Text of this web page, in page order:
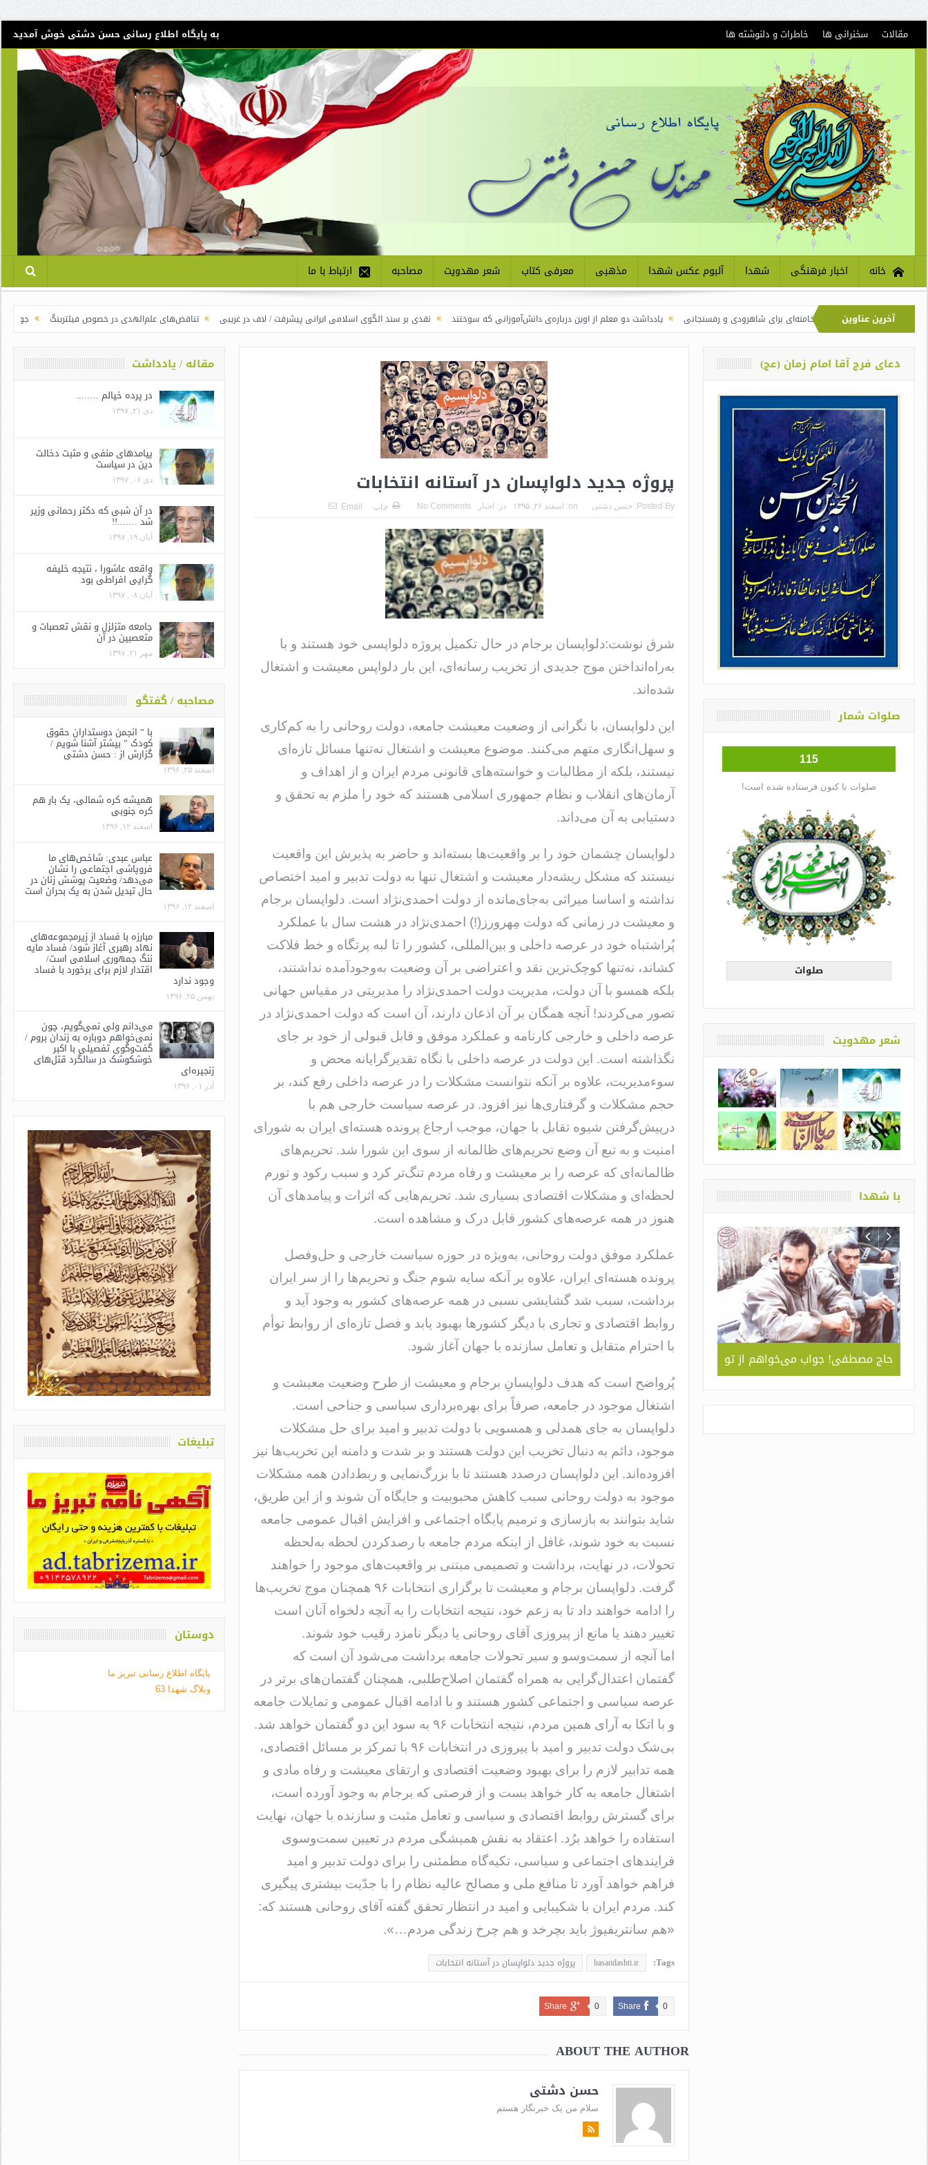
به پایگاه اطلاع رسانی حسن دشتی خوش آمدید مقالات سخنرانی ها خاطرات و دلنوشته ها
خانه اخبار فرهنگی شهدا آلبوم عکس شهدا مذهبی معرفی کتاب شعر مهدویت مصاحبه ارتباط با ما
آخرین عناوین
نماز آیت‌الله خامنه‌ای برای شاهرودی و رفسنجانی یادداشت دو معلم از اوین درباره‌ی دانش‌آموزانی که سوختند نقدی بر سند الگوی اسلامی ایرانی پیشرفت / لاف در غریبی تناقض‌های علم‌الهدی در خصوص فیلترینگ جوانگرایی به سبک
پروژه جدید دلواپسان در آستانه انتخابات
Posted By: حسن دشتی on: اسفند ۲۶, ۱۳۹۵ در: اخبار No Comments چاپ Email
شرق نوشت:دلواپسان برجام در حال تکمیل پروژه دلواپسی خود هستند و با
به‌راه‌انداختن موج جدیدی از تخریب رسانه‌ای، این بار دلواپس معیشت و اشتغال
شده‌اند.
این دلواپسان، با نگرانی از وضعیت معیشت جامعه، دولت روحانی را به کم‌کاری
و سهل‌انگاری متهم می‌کنند. موضوع معیشت و اشتغال نه‌‎تنها مسائل تازه‌ای
نیستند، بلکه از مطالبات و خواسته‌های قانونی مردم ایران و از اهداف و
آرمان‌های انقلاب و نظام جمهوری اسلامی هستند که خود را ملزم به تحقق و
دستیابی به آن می‌داند.
دلواپسان چشمان خود را بر واقعیت‌ها بسته‌اند و حاضر به پذیرش این واقعیت
نیستند که مشکل ریشه‌دار معیشت و اشتغال تنها به دولت تدبیر و امید اختصاص
نداشته و اساسا میراثی به‌جای‌مانده از دولت احمدی‌نژاد است. دلواپسان برجام
و معیشت در زمانی که دولت مِهرورز(!) احمدی‌نژاد در هشت سال با عملکرد
پُراشتباه خود در عرصه داخلی و بین‌المللی، کشور را تا لبه پرتگاه و خط فلاکت
کشاند، نه‌‌تنها کوچک‌ترین نقد و اعتراضی بر آن وضعیت به‌وجودآمده نداشتند،
بلکه همسو با آن دولت، مدیریت دولت احمدی‌نژاد را مدیریتی در مقیاس جهانی
تصور می‌کردند! آنچه همگان بر آن اذعان دارند، آن است که دولت احمدی‌نژاد در
عرصه داخلی و خارجی کارنامه و عملکرد موفق و قابل قبولی از خود بر جای
نگذاشته است. این دولت در عرصه داخلی با نگاه تقدیرگرایانه محض و
سوء‌مدیریت، علاوه بر آنکه نتوانست مشکلات را در عرصه داخلی رفع کند، بر
حجم مشکلات و گرفتاری‌ها نیز افزود. در عرصه سیاست خارجی هم با
در‌پیش‌گرفتن شیوه تقابل با جهان، موجب ارجاع پرونده هسته‌ای ایران به شورای
امنیت و به ‌تبع آن وضع تحریم‌های ظالمانه از سوی این شورا شد. تحریم‌های
ظالمانه‌ای که عرصه را بر معیشت و رفاه مردم تنگ‌تر کرد و سبب رکود و تورم
لحظه‌ای و مشکلات اقتصادی بسیاری شد. تحریم‌هایی که اثرات و پیامدهای آن
هنوز در همه عرصه‌های کشور قابل درک و مشاهده است.
عملکرد موفق دولت روحانی، به‌ویژه در حوزه سیاست خارجی و حل‌وفصل
پرونده هسته‌ای ایران، علاوه بر آنکه سایه شوم جنگ و تحریم‌ها را از سر ایران
برداشت، سبب شد گشایشی نسبی در همه عرصه‌های کشور به وجود آید و
روابط اقتصادی و تجاری با دیگر کشورها بهبود یابد و فصل تازه‌ای از روابط توأم
با احترام متقابل و تعامل سازنده با جهان آغاز شود.
پُرواضح است که هدف دلواپسانِ برجام و معیشت از طرح وضعیت معیشت و
اشتغال موجود در جامعه، صرفاً برای بهره‌برداری سیاسی و جناحی است.
دلواپسان به ‌جای همدلی و همسویی با دولت تدبیر و امید برای حل مشکلات
موجود، دائم به دنبال تخریب این دولت هستند و بر شدت و دامنه این تخریب‌ها نیز
افزوده‌اند. این دلواپسان درصدد هستند تا با بزرگ‌نمایی و ربط‌دادن همه مشکلات
موجود به دولت روحانی سبب کاهش محبوبیت و جایگاه آن شوند و از این طریق،
شاید بتوانند به بازسازی و ترمیم پایگاه اجتماعی و افزایش اقبال عمومی جامعه
نسبت به خود شوند، غافل از اینکه مردم جامعه با رصدکردن لحظه به‌‌لحظه
تحولات، در نهایت، برداشت و تصمیمی مبتنی بر واقعیت‌های موجود را خواهند
گرفت. دلواپسان برجام و معیشت تا برگزاری انتخابات ٩۶ همچنان موج تخریب‌ها
را ادامه خواهند داد تا به ‌زعم خود، نتیجه انتخابات را به آنچه دلخواه آنان است
تغییر دهند یا مانع از پیروزی آقای روحانی یا دیگر نامزد رقیب خود شوند.
اما آنچه از سمت‌وسو و سیر تحولات جامعه برداشت می‌شود آن است که
گفتمان اعتدال‌گرایی به همراه گفتمان اصلاح‌طلبی، همچنان گفتمان‌های برتر در
عرصه سیاسی و اجتماعی کشور هستند و با ادامه اقبال عمومی و تمایلات جامعه
و با اتکا به آرای همین مردم، نتیجه انتخابات ٩۶ به سود این دو گفتمان خواهد شد.
بی‌شک دولت تدبیر و امید با پیروزی در انتخابات ٩۶ با تمرکز بر مسائل اقتصادی،
همه تدابیر لازم را برای بهبود وضعیت اقتصادی و ارتقای معیشت و رفاه مادی و
اشتغال جامعه به کار خواهد بست و از فرصتی که برجام به وجود آورده است،
برای گسترش روابط اقتصادی و سیاسی و تعامل مثبت و سازنده با جهان، نهایت
استفاده را خواهد برُد. اعتقاد به نقش همیشگی مردم در تعیین سمت‌وسوی
فرایندهای اجتماعی و سیاسی، تکیه‌گاه مطمئنی را برای دولت تدبیر و امید
فراهم خواهد آورد تا منافع ملی و مصالح عالیه نظام را با جدّیت بیشتری پیگیری
کند. مردم ایران با شکیبایی و امید در انتظار تحقق گفته آقای روحانی هستند که:
«هم سانتریفیوژ باید بچرخد و هم چرخ زندگی مردم…».
Tags:
hasandashti.ir پروژه جدید دلواپسان در آستانه انتخابات
Share 0
Share 0
ABOUT THE AUTHOR
حسن دشتی
سلام من یک خبرنگار هستم
مقاله / یادداشت
در پرده خیالم ……..
دی ۲۱, ۱۳۹۷
پیامدهای منفی و مثبت دخالت
دین در سیاست
دی ۰۶, ۱۳۹۷
در آن شبی که دکتر رحمانی وزیر
شد …….!!
آبان ۱۹, ۱۳۹۷
واقعه عاشورا ، نتیجه خلیفه
گرایی افراطی بود
آبان ۰۸, ۱۳۹۷
جامعه متزلزل و نقش تعصبات و
متعصبین در آن
مهر ۲۱, ۱۳۹۷
مصاحبه / گفتگو
با ” انجمن دوستداران حقوق
کودک ” بیشتر آشنا شویم /
گزارش از : حسن دشتی
اسفند ۲۵, ۱۳۹۶
همیشه کره شمالی، یک بار هم
کره جنوبی
اسفند ۱۲, ۱۳۹۶
عباس عبدی: شاخص‌های ما
فروپاشی اجتماعی را نشان
می‌دهد/ وضعیت پوشش زنان در
حال تبدیل شدن به یک بحران است
اسفند ۱۲, ۱۳۹۶
مبارزه با فساد از زیرمجموعه‌های
نهاد رهبری آغاز شود/ فساد مایه
ننگ جمهوری اسلامی است/
اقتدار لازم برای برخورد با فساد
وجود ندارد
بهمن ۲۵, ۱۳۹۶
می‌دانم ولی نمی‌گویم، چون
نمی‌خواهم دوباره به زندان بروم /
گفت‌وگوی تفصیلی با اکبر
خوشکوشک در سالگرد قتل‌های
زنجیره‌ای
آذر ۰۱, ۱۳۹۶
تبلیغات
دوستان
پایگاه اطلاع رسانی تبریز ما
وبلاگ شهدا 63
دعای فرج آقا امام زمان (عج)
صلوات شمار
115
صلوات تا کنون فرستاده شده است!
صلوات
شعر مهدویت
با شهدا
به یاد او که دغدغه سلامت قلم
داشت / طاهره سادات حمیدی
خداحافظ رزمنده / دلنوشته ای از
حسن دشتی
جلوه ای از همدلی و صمیمیت به
سبک و سیاق دوران دفاع مقدس /
حسن دشتی
حاج مصطفی! جواب می‌خواهم از تو